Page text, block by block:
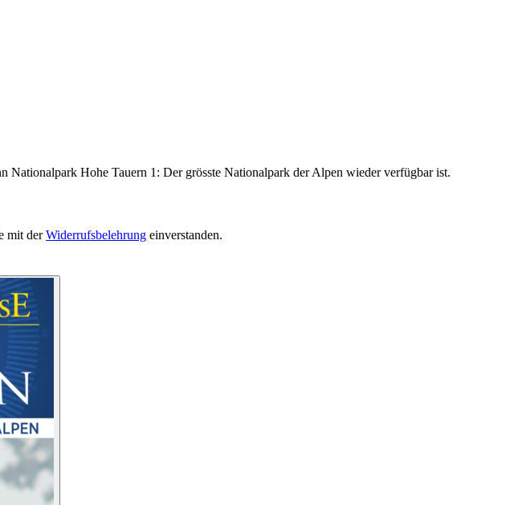
Hohe Tauern 1: Der grösste Nationalpark der Alpen wieder verfügbar ist.
mit derWiderrufsbelehrung einverstanden.